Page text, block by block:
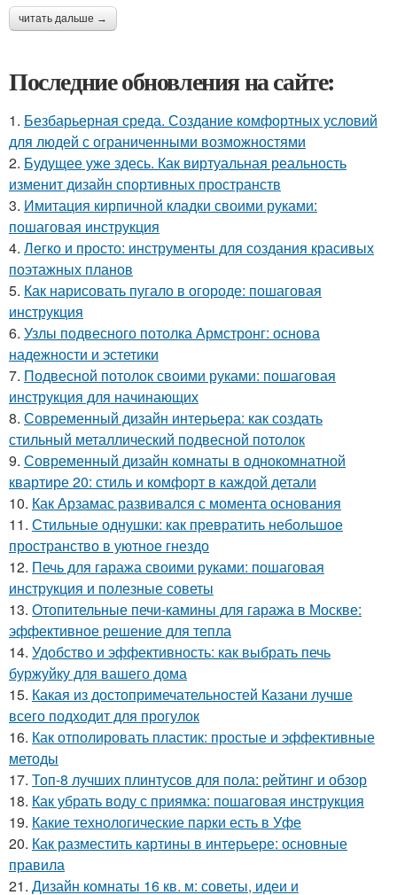
читать дальше →
Последние обновления на сайте:
1. Безбарьерная среда. Создание комфортных условий
для людей с ограниченными возможностями
2. Будущее уже здесь. Как виртуальная реальность
изменит дизайн спортивных пространств
3. Имитация кирпичной кладки своими руками:
пошаговая инструкция
4. Легко и просто: инструменты для создания красивых
поэтажных планов
5. Как нарисовать пугало в огороде: пошаговая
инструкция
6. Узлы подвесного потолка Армстронг: основа
надежности и эстетики
7. Подвесной потолок своими руками: пошаговая
инструкция для начинающих
8. Современный дизайн интерьера: как создать
стильный металлический подвесной потолок
9. Современный дизайн комнаты в однокомнатной
квартире 20: стиль и комфорт в каждой детали
10. Как Арзамас развивался с момента основания
11. Стильные однушки: как превратить небольшое
пространство в уютное гнездо
12. Печь для гаража своими руками: пошаговая
инструкция и полезные советы
13. Отопительные печи-камины для гаража в Москве:
эффективное решение для тепла
14. Удобство и эффективность: как выбрать печь
буржуйку для вашего дома
15. Какая из достопримечательностей Казани лучше
всего подходит для прогулок
16. Как отполировать пластик: простые и эффективные
методы
17. Топ-8 лучших плинтусов для пола: рейтинг и обзор
18. Как убрать воду с приямка: пошаговая инструкция
19. Какие технологические парки есть в Уфе
20. Как разместить картины в интерьере: основные
правила
21. Дизайн комнаты 16 кв. м: советы, идеи и